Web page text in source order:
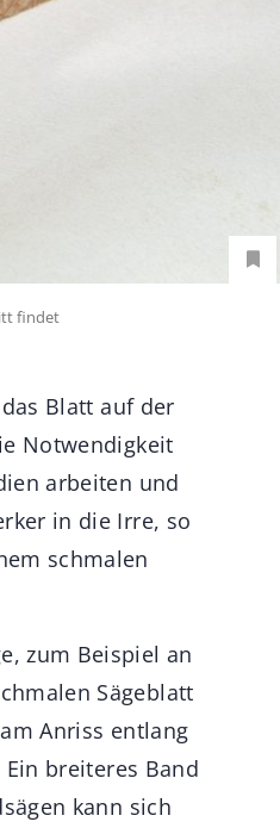
findet
Blatt auf der
Notwendigkeit
arbeiten und
in die Irre, so
schmalen
zum Beispiel an
Sägeblatt
Anriss entlang
breiteres Band
kann sich